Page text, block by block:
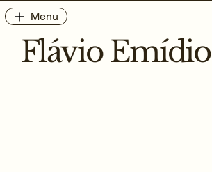
Menu
Flávio Emídio